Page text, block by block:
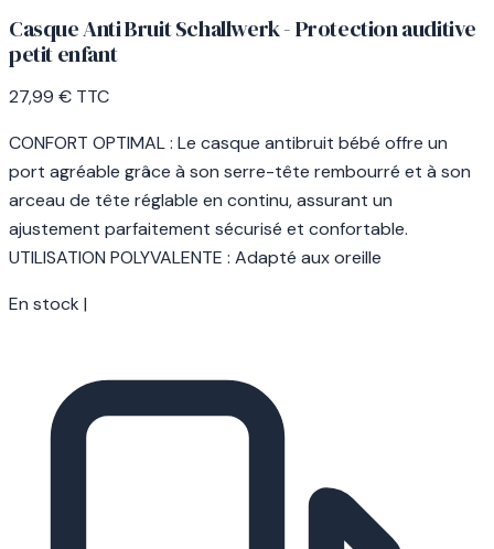
Casque Anti Bruit Schallwerk - Protection auditive
petit enfant
27,99 € TTC
CONFORT OPTIMAL : Le casque antibruit bébé offre un
port agréable grâce à son serre-tête rembourré et à son
arceau de tête réglable en continu, assurant un
ajustement parfaitement sécurisé et confortable.
UTILISATION POLYVALENTE : Adapté aux oreille
En stock |